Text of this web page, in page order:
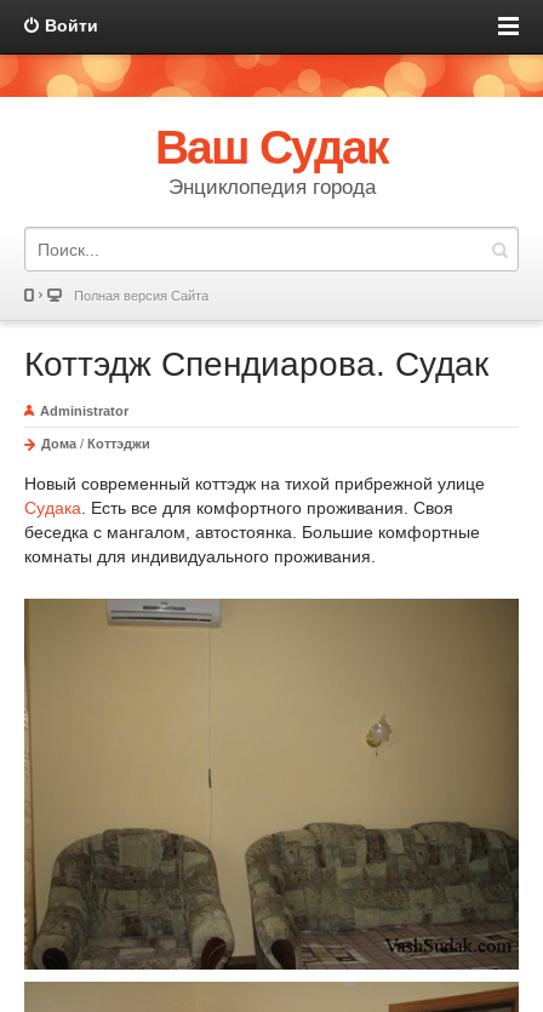
Войти
Ваш Судак
Энциклопедия города
Полная версия Сайта
Коттэдж Спендиарова. Судак
Administrator
Дома / Коттэджи
Новый современный коттэдж на тихой прибрежной улице
Судака . Есть все для комфортного проживания. Своя
беседка с мангалом, автостоянка. Большие комфортные
комнаты для индивидуального проживания.